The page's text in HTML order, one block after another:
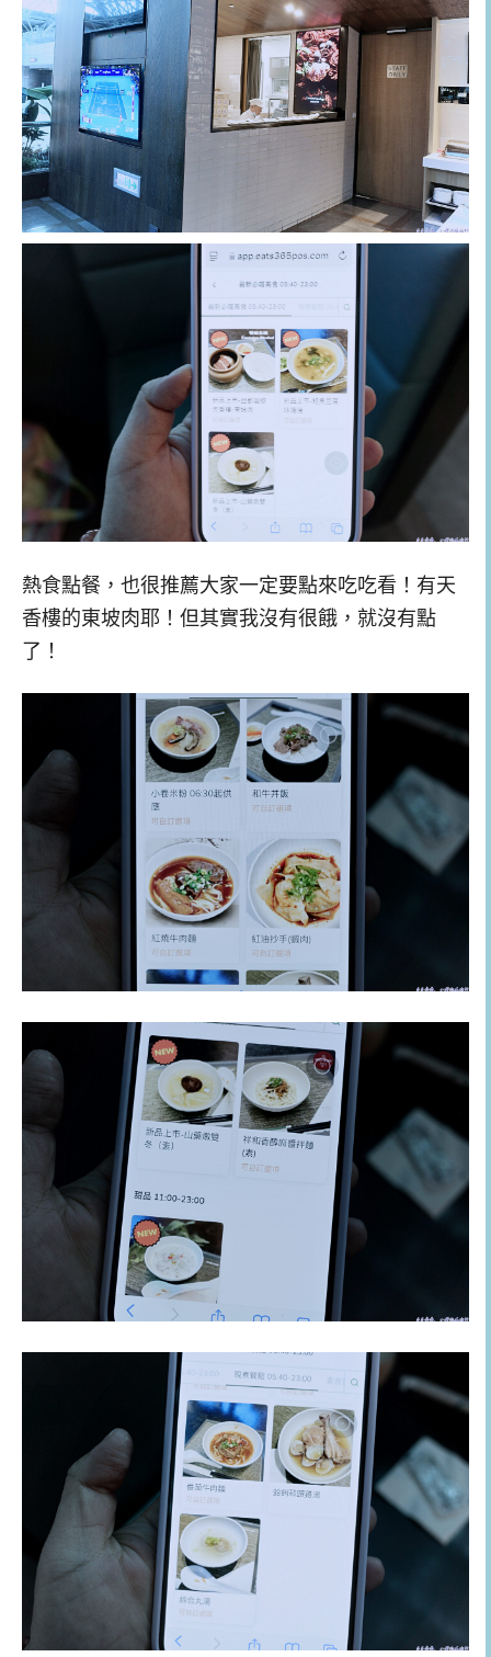
熱食點餐，也很推薦大家一定要點來吃吃看！有天
香樓的東坡肉耶！但其實我沒有很餓，就沒有點
了！